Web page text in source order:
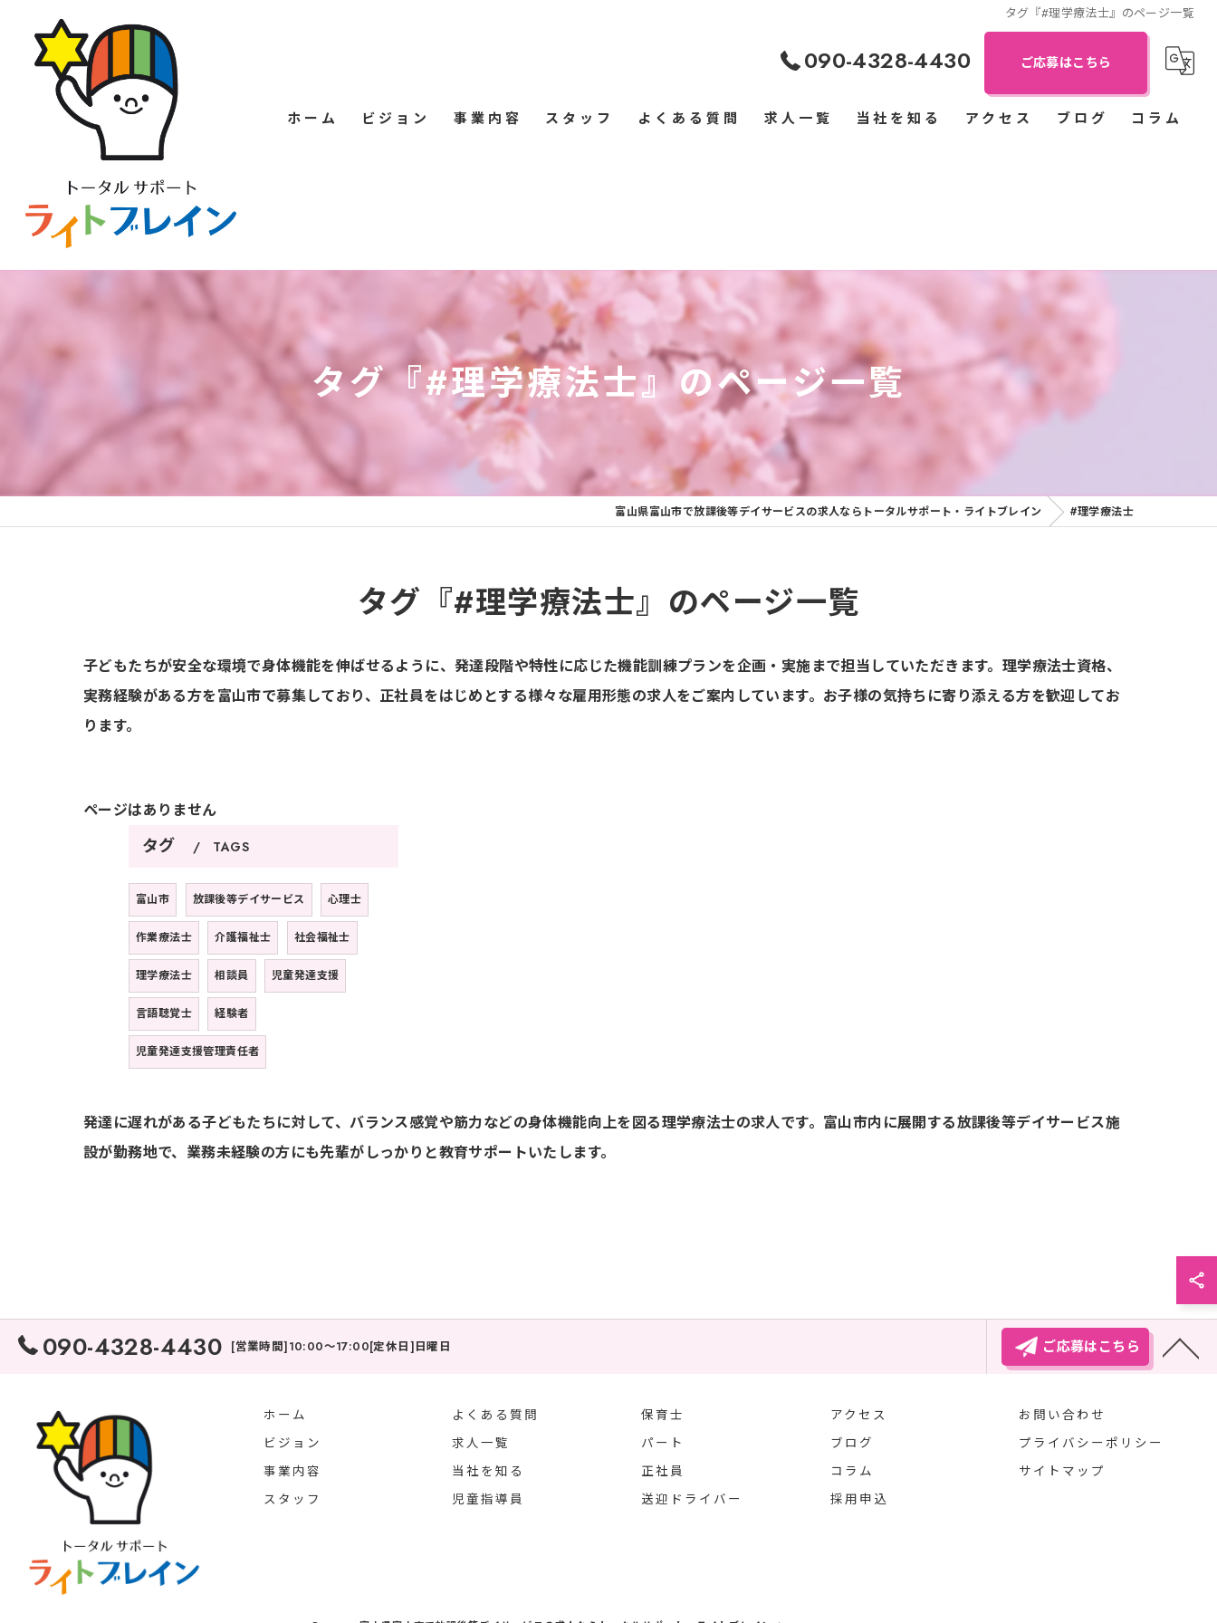
タグ『#理学療法士』のページ一覧
090-4328-4430 ご応募はこちら
ホーム ビジョン 事業内容 スタッフ よくある質問 求人一覧 当社を知る
パート
送迎ドライバー
アクセス ブログ コラム
タグ『#理学療法士』のページ一覧
富山県富山市で放課後等デイサービスの求人ならトータルサポート・ライトブレイン #理学療法士
タグ『#理学療法士』のページ一覧
子どもたちが安全な環境で身体機能を伸ばせるように、発達段階や特性に応じた機能訓練プランを企画・実施まで担当していただきます。理学療法士資格、
実務経験がある方を富山市で募集しており、正社員をはじめとする様々な雇用形態の求人をご案内しています。お子様の気持ちに寄り添える方を歓迎してお
ります。
ページはありません
タグ TAGS
富山市 放課後等デイサービス 心理士
作業療法士 介護福祉士 社会福祉士
理学療法士 相談員 児童発達支援
言語聴覚士 経験者
児童発達支援管理責任者
発達に遅れがある子どもたちに対して、バランス感覚や筋力などの身体機能向上を図る理学療法士の求人です。富山市内に展開する放課後等デイサービス施
設が勤務地で、業務未経験の方にも先輩がしっかりと教育サポートいたします。
090-4328-4430 [営業時間]10:00～17:00[定休日]日曜日 ご応募はこちら
ホーム
ビジョン
事業内容
スタッフ
よくある質問
求人一覧
当社を知る
児童指導員
保育士
パート
正社員
送迎ドライバー
アクセス
ブログ
コラム
採用申込
お問い合わせ
プライバシーポリシー
サイトマップ